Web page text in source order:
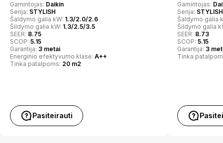
Gamintojas: Daikin
Serija: STYLISH
Šaldymo galia kW: 1.3/2.0/2.6
Šildymo galia kW: 1.3/2.5/3.5
SEER: 8.75
SCOP: 5.15
Garantija: 3 metai
Energinio efektyvumo klasė: A++
Tinka patalpoms: 20 m2
Pasiteirauti
Gamintojas:
Serija: STYLISH
Šaldymo galia
Šildymo galia
SEER: 8.73
SCOP: 5.15
Garantija: 3
Tinka